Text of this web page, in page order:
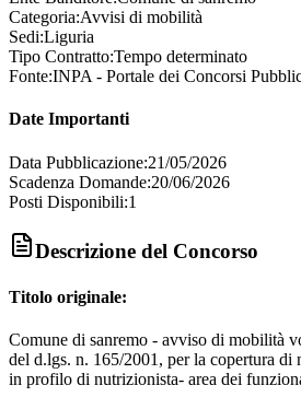
Categoria:Avvisi di mobilità
Sedi:Liguria
Tipo Contratto:Tempo determinato
Fonte:INPA - Portale dei Concorsi
Date Importanti
Data Pubblicazione:21/05/2026
Scadenza Domande:20/06/2026
Posti Disponibili:1
Descrizione del Concorso
Titolo originale:
Comune di sanremo - avviso di mobilità
del d.lgs. n. 165/2001, per la copertura di
in profilo di nutrizionista- area dei